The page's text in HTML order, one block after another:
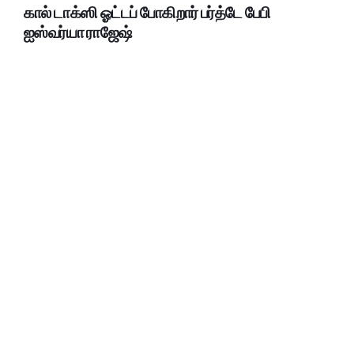
கால் டாக்ஸி ஓட்டப் போகிறார் பர்த்டே பேபி
ஐஸ்வர்யா ராஜேஷ்